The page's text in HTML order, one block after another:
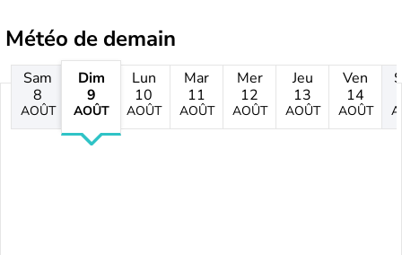
Météo de demain
Sam
8
AOÛT
Dim
9
AOÛT
Lun
10
AOÛT
Mar
11
AOÛT
Mer
12
AOÛT
Jeu
13
AOÛT
Ven
14
AOÛT